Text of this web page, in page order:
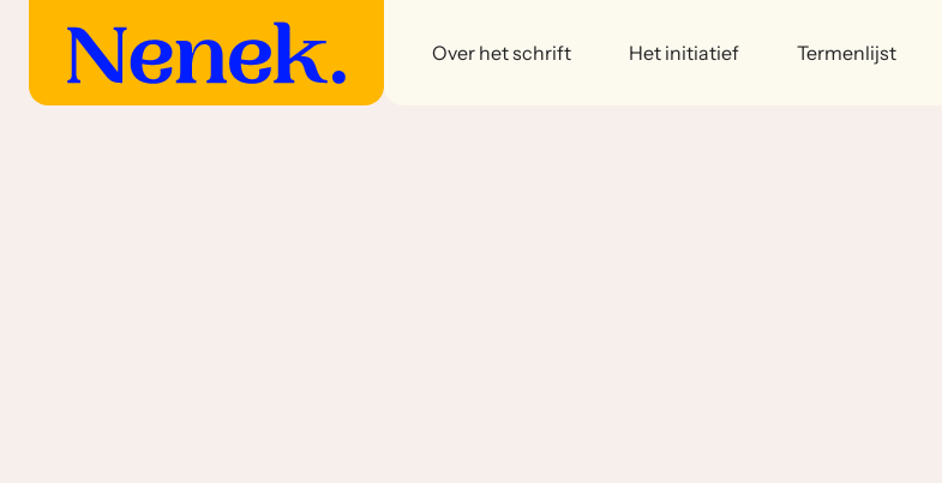
Over het schrift Het initiatief Termenlijst